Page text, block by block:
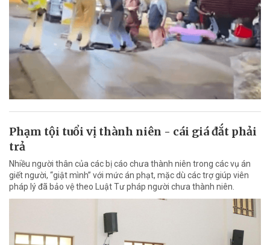
Phạm tội tuổi vị thành niên - cái giá đắt phải
trả
Nhiều người thân của các bị cáo chưa thành niên trong các vụ án
giết người, “giật mình” với mức án phạt, mặc dù các trợ giúp viên
pháp lý đã bảo vệ theo Luật Tư pháp người chưa thành niên.